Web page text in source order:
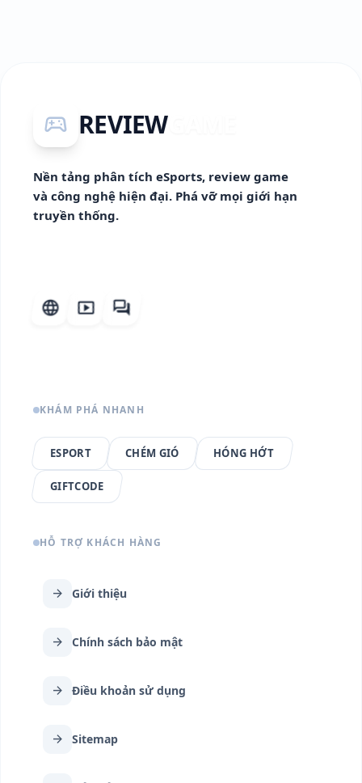
sports_esports REVIEWGAME
Nền tảng phân tích eSports, review game
và công nghệ hiện đại. Phá vỡ mọi giới hạn
truyền thống.
language smart_display forum
KHÁM PHÁ NHANH
ESPORT CHÉM GIÓ HÓNG HỚT
GIFTCODE
HỖ TRỢ KHÁCH HÀNG
arrow_forward Giới thiệu
arrow_forward Chính sách bảo mật
arrow_forward Điều khoản sử dụng
arrow_forward Sitemap